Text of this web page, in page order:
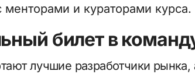
и кураторами курса.
билет в
лучшие разработчики